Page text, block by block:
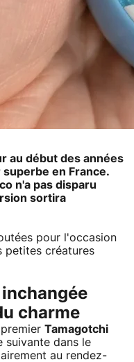
au début des années
en France.
n'a pas disparu
sortira
pour l'occasion
petites créatures
charme
Tamagotchi
suivante dans le
au rendez-